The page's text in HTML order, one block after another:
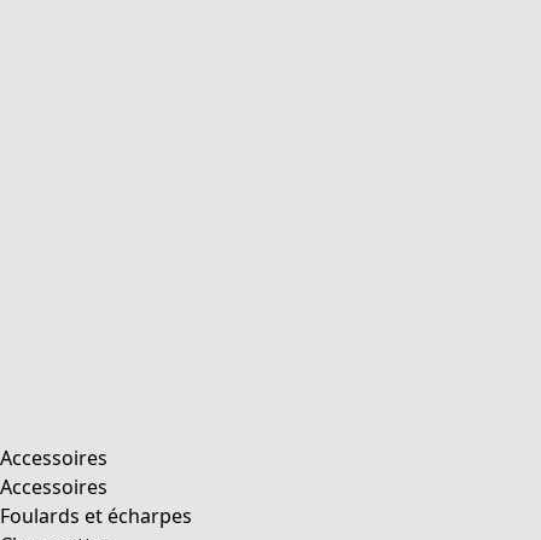
Accessoires
Accessoires
Foulards et écharpes